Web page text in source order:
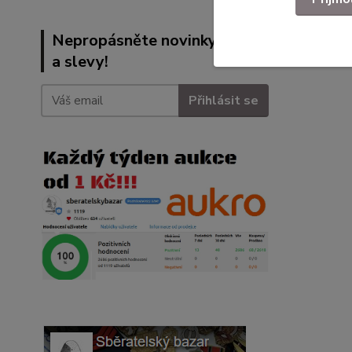
Nepropásněte novinky, akce
a slevy!
Přihlásit se